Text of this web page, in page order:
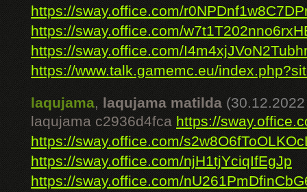
https://sway.office.com/
https://sway.office.com/
https://sway.office.com/
https://www.talk.gamemc.eu/
laqujama,laqujama matilda
laqujama c2936d4fca https://
https://sway.office.com/
https://sway.office.com/njH1tjYciqIfEgJp
https://sway.office.com/